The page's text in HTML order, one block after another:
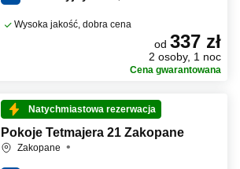
Wysoka jakość, dobra cena
od 337 zł
2 osoby, 1 noc
Cena gwarantowana
Natychmiastowa rezerwacja
Pokoje Tetmajera 21 Zakopane
Zakopane